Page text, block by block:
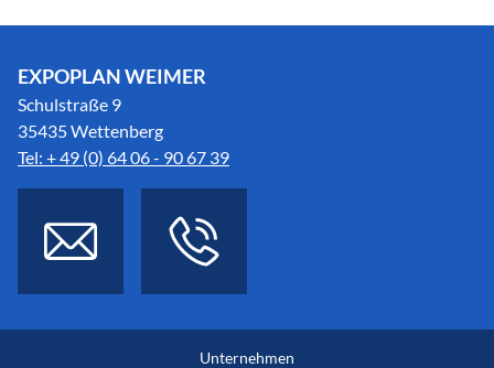
EXPOPLAN WEIMER
Schulstraße 9
35435 Wettenberg
Tel: + 49 (0) 64 06 - 90 67 39
Unternehmen